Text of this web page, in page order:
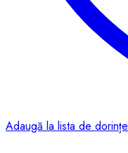
Adaugă la lista de dorințe